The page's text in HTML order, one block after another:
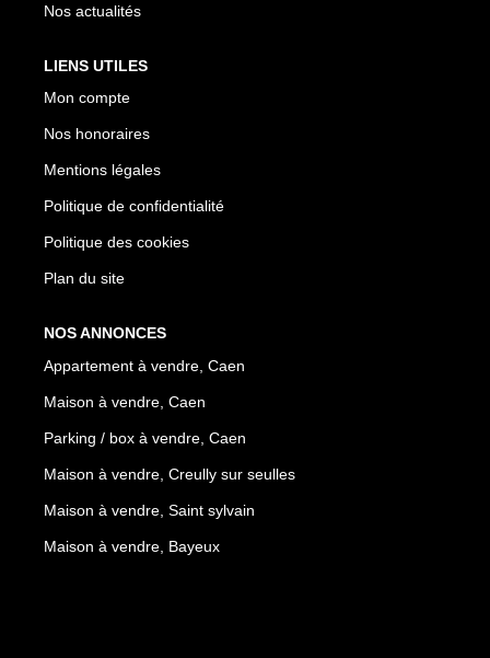
Nos actualités
LIENS UTILES
Mon compte
Nos honoraires
Mentions légales
Politique de confidentialité
Politique des cookies
Plan du site
NOS ANNONCES
Appartement à vendre, Caen
Maison à vendre, Caen
Parking / box à vendre, Caen
Maison à vendre, Creully sur seulles
Maison à vendre, Saint sylvain
Maison à vendre, Bayeux